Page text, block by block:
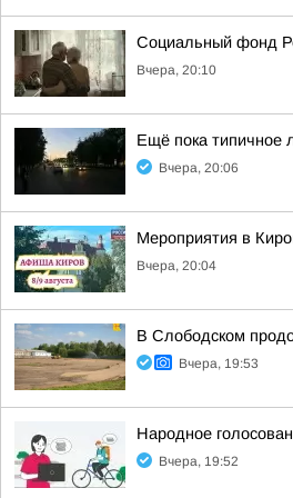
Социальный фонд
Вчера, 20:10
Ещё пока типичное
Вчера, 20:06
Мероприятия в
Вчера, 20:04
В Слободском
Вчера, 19:53
Народное
Вчера, 19:52